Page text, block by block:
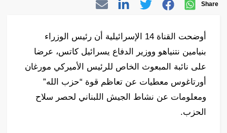
Share
أوضحت القناة 14 الإسرائيلية أن رئيس الوزراء
بنيامين نتنياهو ووزير الدفاع يسرائيل كاتس، عرضا
على نائبة المبعوث الخاص للرئيس الأميركي مورغان
أورتاغوس معطيات عن تعاظم قوة “حزب الله”
ومعلومات عن نشاط الجيش اللبناني لحصر سلاح
الحزب.